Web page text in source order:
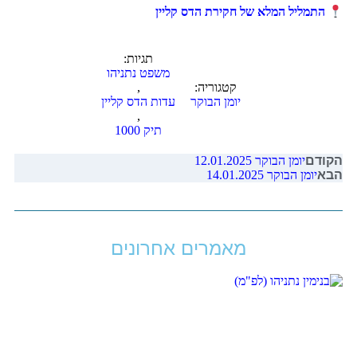
התמליל המלא של חקירת הדס קליין
קטגוריה:
יומן הבוקר
תגיות:
משפט נתניהו
,
עדות הדס קליין
,
תיק 1000
הקודםיומן הבוקר 12.01.2025
הבאיומן הבוקר 14.01.2025
מאמרים אחרונים